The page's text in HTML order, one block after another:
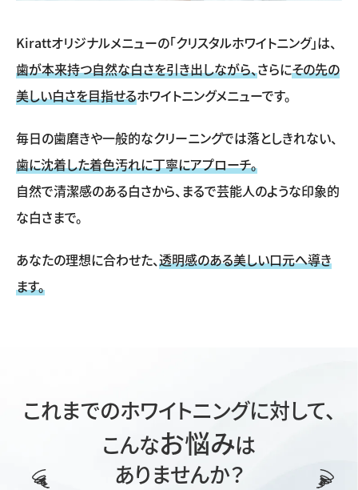
Kirattオリジナルメニューの「クリスタルホワイトニング」は、
歯が本来持つ自然な白さを引き出しながら、さらにその先の
美しい白さを目指せるホワイトニングメニューです。
毎日の歯磨きや一般的なクリーニングでは落としきれない、
歯に沈着した着色汚れに丁寧にアプローチ。
自然で清潔感のある白さから、まるで芸能人のような印象的
な白さまで。
あなたの理想に合わせた、透明感のある美しい口元へ導き
ます。
これまでのホワイトニングに対して、
こんなお悩みは
ありませんか？